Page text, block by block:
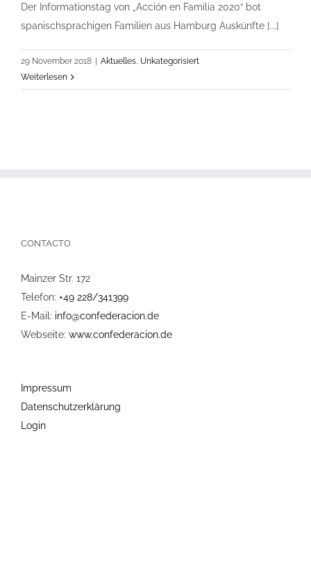
Der Informationstag von „Acción en Familia 2020“ bot
spanischsprachigen Familien aus Hamburg Auskünfte [...]
29 November 2018 | Aktuelles Unkategorisiert
Weiterlesen
CONTACTO
Mainzer Str. 172
Telefon: +49 228/341399
E-Mail: info@confederacion.de
Webseite: www.confederacion.de
Impressum
Datenschutzerklärung
Login